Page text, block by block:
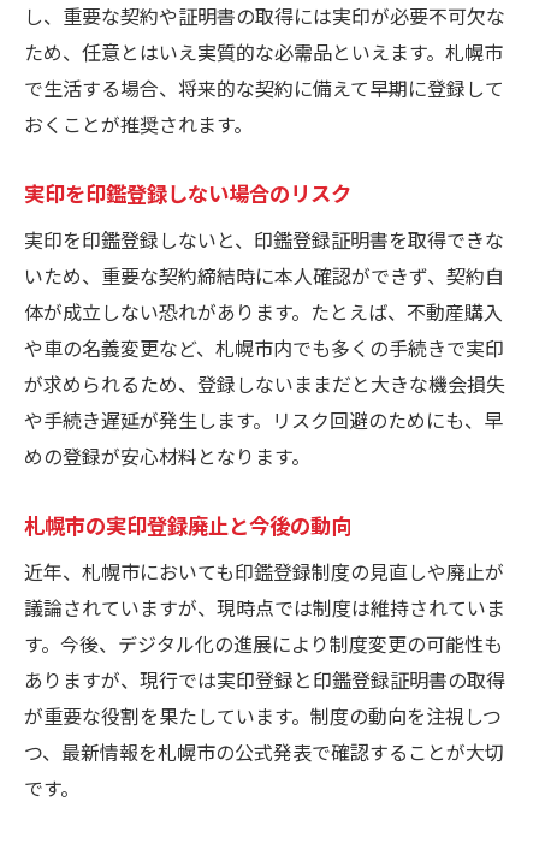
し、重要な契約や証明書の取得には実印が必要不可欠な
ため、任意とはいえ実質的な必需品といえます。札幌市
で生活する場合、将来的な契約に備えて早期に登録して
おくことが推奨されます。
実印を印鑑登録しない場合のリスク
実印を印鑑登録しないと、印鑑登録証明書を取得できな
いため、重要な契約締結時に本人確認ができず、契約自
体が成立しない恐れがあります。たとえば、不動産購入
や車の名義変更など、札幌市内でも多くの手続きで実印
が求められるため、登録しないままだと大きな機会損失
や手続き遅延が発生します。リスク回避のためにも、早
めの登録が安心材料となります。
札幌市の実印登録廃止と今後の動向
近年、札幌市においても印鑑登録制度の見直しや廃止が
議論されていますが、現時点では制度は維持されていま
す。今後、デジタル化の進展により制度変更の可能性も
ありますが、現行では実印登録と印鑑登録証明書の取得
が重要な役割を果たしています。制度の動向を注視しつ
つ、最新情報を札幌市の公式発表で確認することが大切
です。